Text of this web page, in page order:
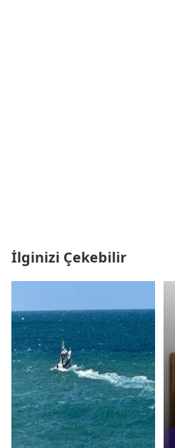
İlginizi Çekebilir